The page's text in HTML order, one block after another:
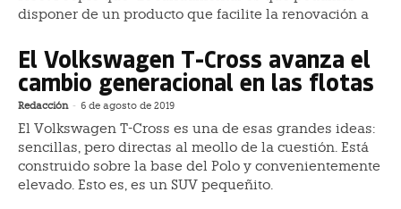
disponer de un producto que facilite la renovación a
El Volkswagen T-Cross avanza el
cambio generacional en las flotas
Redacción - 6 de agosto de 2019
El Volkswagen T-Cross es una de esas grandes ideas:
sencillas, pero directas al meollo de la cuestión. Está
construido sobre la base del Polo y convenientemente
elevado. Esto es, es un SUV pequeñito.